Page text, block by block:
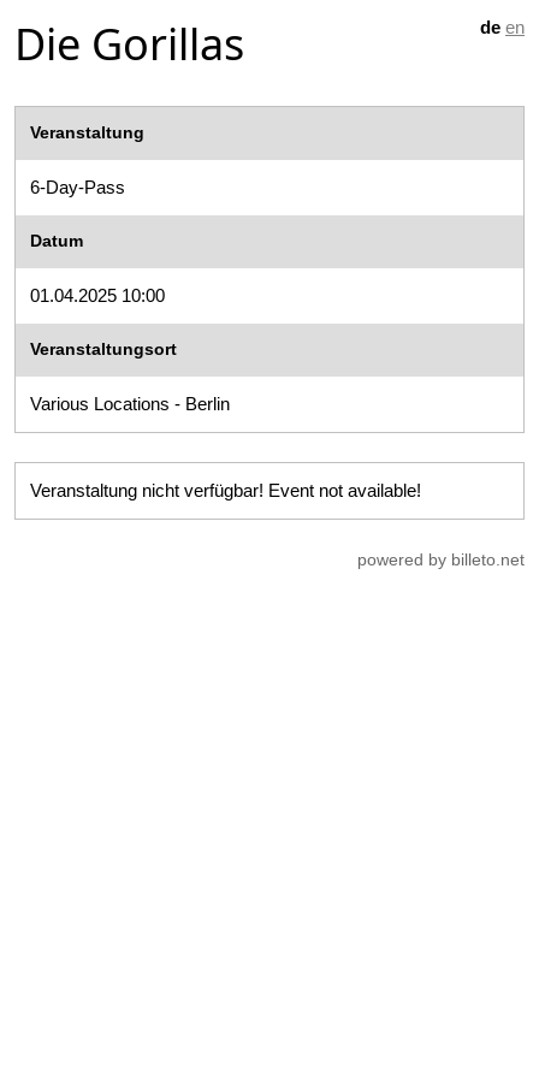
de en
Die Gorillas
Veranstaltung
6-Day-Pass
Datum
01.04.2025 10:00
Veranstaltungsort
Various Locations - Berlin
Veranstaltung nicht verfügbar! Event not available!
powered by billeto.net